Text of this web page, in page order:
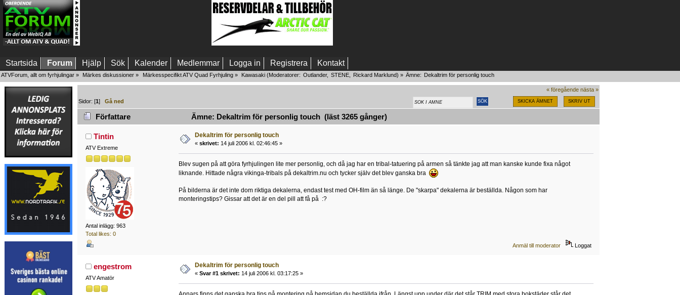
Startsida Forum Hjälp Sök Kalender Medlemmar Logga in Registrera Kontakt
ATVForum, allt om fyrhjulingar » Märkes diskussioner » Märkesspecifikt ATV Quad Fyrhjuling» Kawasaki(Moderatorer: Outlander, STENE, Rickard Marklund) » Ämne: Dekaltrim för personlig touch
« föregående nästa »
SKICKA ÄMNET SKRIV UT
Sidor: [1]Gå ned
Författare Ämne: Dekaltrim för personlig touch (läst 3265 gånger)
Tintin
ATV Extreme
Antal inlägg: 963
Total likes: 0
Dekaltrim för personlig touch
« skrivet: 14 juli 2006 kl. 02:46:45 »
Blev sugen på att göra fyrhjulingen lite mer personlig, och då jag har en tribal-tatuering på armen så tänkte jag att man kanske kunde fixa något
liknande. Hittade några vikinga-tribals på dekaltrim.nu och tycker själv det blev ganska bra
På bilderna är det inte dom riktiga dekalerna, endast test med OH-film än så länge. De "skarpa" dekalerna är beställda. Någon som har
monteringstips? Gissar att det är en del pill att få på :?
Anmäl till moderator Loggat
engestrom
ATV Amatör
Dekaltrim för personlig touch
« Svar #1 skrivet: 14 juli 2006 kl. 03:17:25 »